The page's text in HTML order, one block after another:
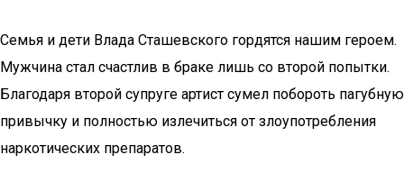
Семья и дети Влада Сташевского гордятся нашим героем.
Мужчина стал счастлив в браке лишь со второй попытки.
Благодаря второй супруге артист сумел побороть пагубную
привычку и полностью излечиться от злоупотребления
наркотических препаратов.